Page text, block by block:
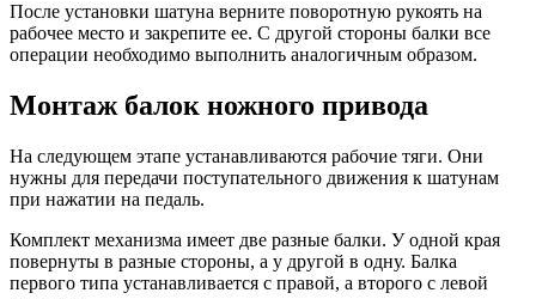
После установки шатуна верните поворотную рукоять на
рабочее место и закрепите ее. С другой стороны балки все
операции необходимо выполнить аналогичным образом.
Монтаж балок ножного привода
На следующем этапе устанавливаются рабочие тяги. Они
нужны для передачи поступательного движения к шатунам
при нажатии на педаль.
Комплект механизма имеет две разные балки. У одной края
повернуты в разные стороны, а у другой в одну. Балка
первого типа устанавливается с правой, а второго с левой